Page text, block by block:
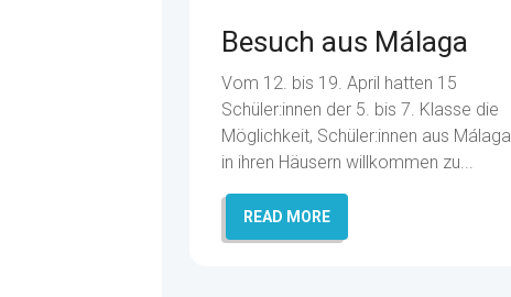
Besuch aus Málaga
Vom 12. bis 19. April hatten 15
Schüler:innen der 5. bis 7. Klasse die
Möglichkeit, Schüler:innen aus Málaga
in ihren Häusern willkommen zu...
READ MORE